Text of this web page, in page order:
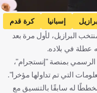
إسبانيا كرة قدم
البرازيل، لأول مرة بعد
عطلة في بلاده.
بمنصة "إنستجرام"،
التي تم تداولها مؤخرا".
له سابقًا بالتنسيق مع